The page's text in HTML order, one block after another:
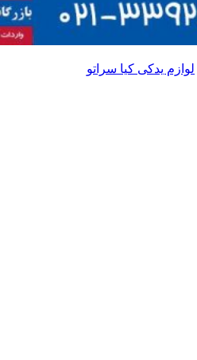
لوازم یدکی کیا سراتو